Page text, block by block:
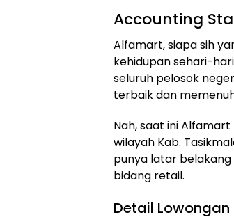
Accounting
Alfamart, siapa sih
kehidupan sehari-
seluruh pelosok
terbaik dan
Nah, saat ini
wilayah Kab.
punya latar
bidang retail.
Detail Lowongan